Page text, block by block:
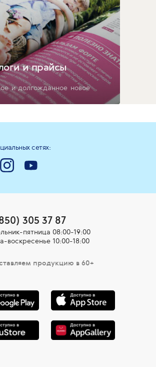
и прайсы
и долгожданное новое
сетях:
305 37 87
пятница 08:00-19:00
воскресенье 10:00-18:00
продукцию в 60+